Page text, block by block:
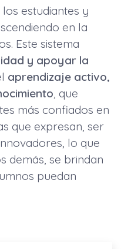
estudiantes y
en la
Este sistema
y apoyar la
aprendizaje activo,
, que
más confiados en
que expresan, ser
lo que
demás, se brindan
puedan